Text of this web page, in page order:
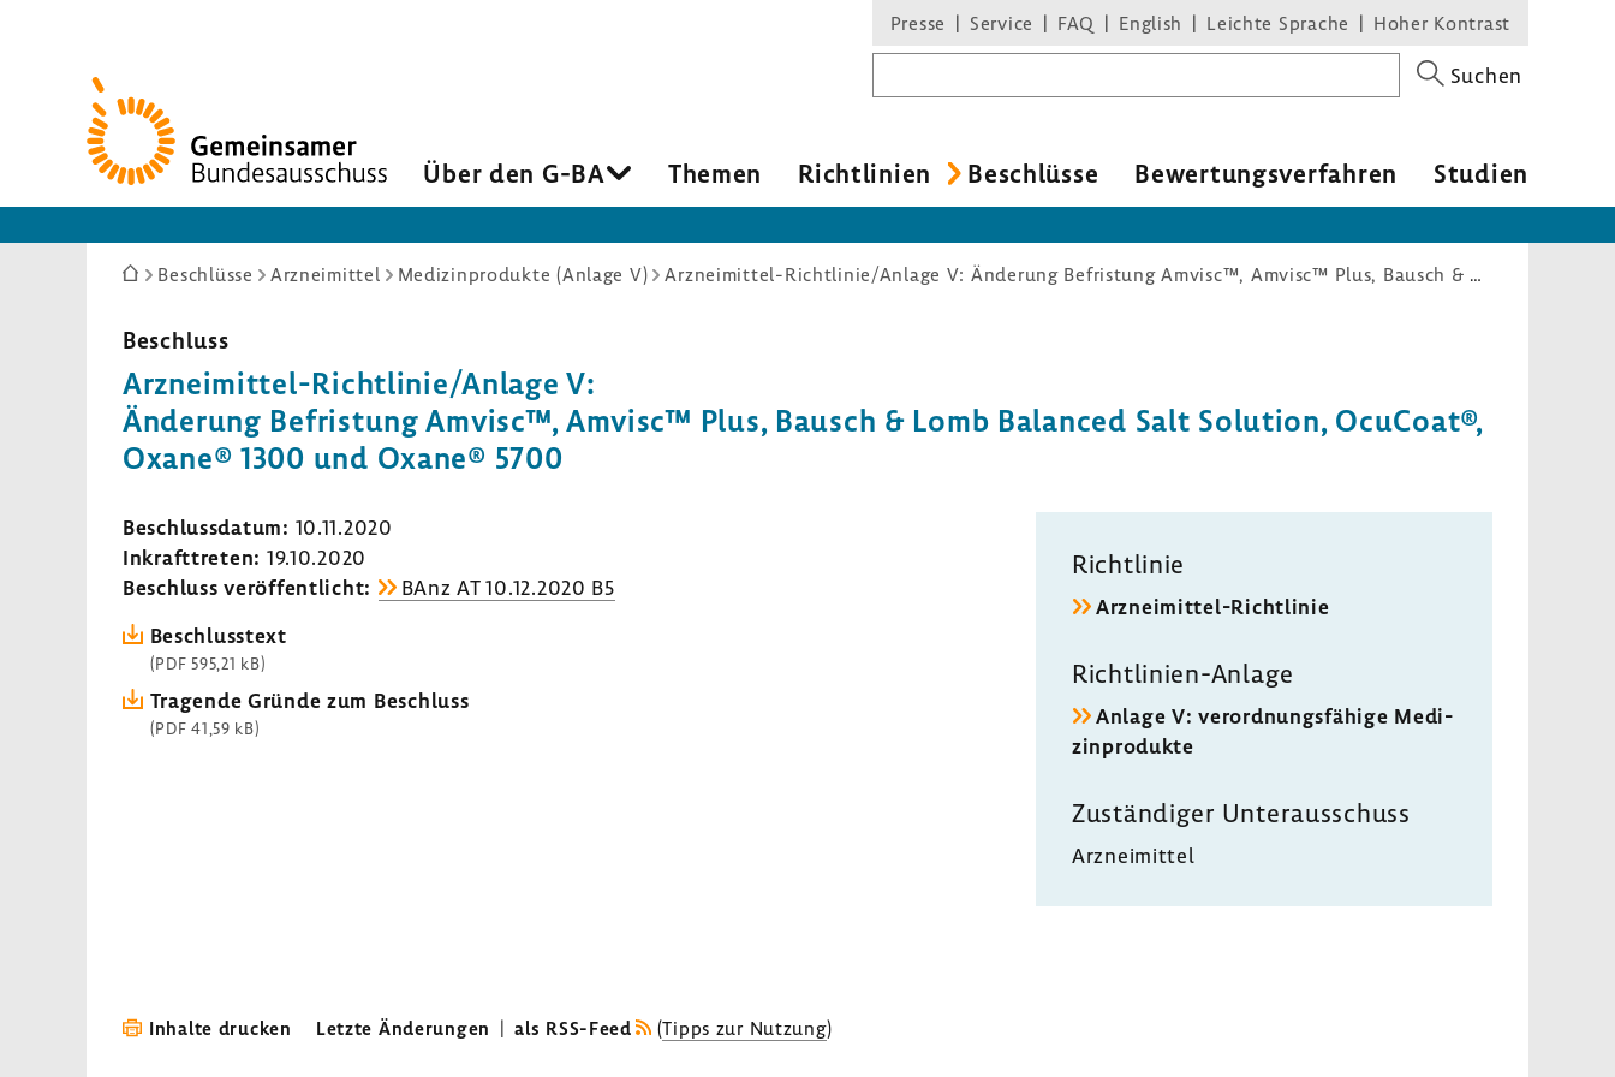
Zur
Startseite
Presse Service FAQ English Leichte Sprache Hoher Kontrast
Suchen
Über den G-BA Themen Richt­li­nien Beschlüsse Bewer­tungs­ver­fahren Studien
Sie
hier:
Beschlüsse Arzneimittel Medizinprodukte (Anlage V) Arzneimittel-Richtlinie/Anlage V: Änderung Befristung Amvisc™, Amvisc™ Plus, Bausch & Lomb Balanced Salt Solution, OcuCoat®, Oxane® 1300 und Oxane® 5700
Beschluss
Arzneimittel-​Richtlinie/Anlage V:
Ände­rung Befris­tung Amvisc™, Amvisc™ Plus, Bausch & Lomb Balanced Salt Solu­tion, OcuCoat®,
Oxane® 1300 und Oxane® 5700
Beschluss­datum: 10.11.2020
Inkraft­treten: 19.10.2020
Beschluss veröf­fent­licht:
BAnz AT 10.12.2020 B5
Beschluss­text
(PDF 595,21 kB)
Tragende Gründe zum Beschluss
(PDF 41,59 kB)
Richt­linie
Arzneimittel-​Richtlinie
Richtlinien-​Anlage
Anlage V: verord­nungs­fä­hige Medi­
zin­pro­dukte
Zustän­diger Unter­aus­schuss
Arznei­mittel
Inhalte drucken Letzte Änderungen | als RSS-Feed (Tipps zur Nutzung)